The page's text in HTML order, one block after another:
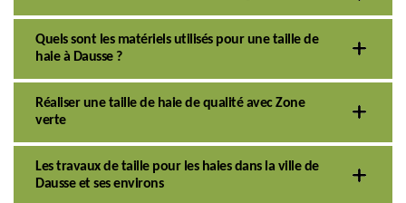
Quels sont les matériels utilisés pour une taille de
haie à Dausse ?
Réaliser une taille de haie de qualité avec Zone
verte
Les travaux de taille pour les haies dans la ville de
Dausse et ses environs